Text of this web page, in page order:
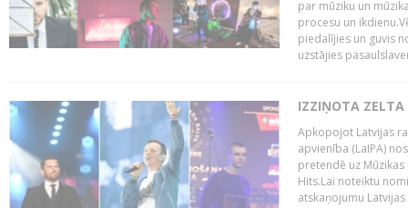
par mūziku un
procesu un
piedalījies un guvis
uzstājies
IZZIŅOTA ZELTA
Apkopojot Latvijas
apvienība (LaIPA)
pretendē uz
Hits.Lai noteiktu
atskaņojumu